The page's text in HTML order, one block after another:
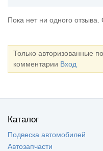
Пока нет ни одного
Только авторизованные
комментарии Вход
Каталог
Подвеска автомобилей
Автозапчасти